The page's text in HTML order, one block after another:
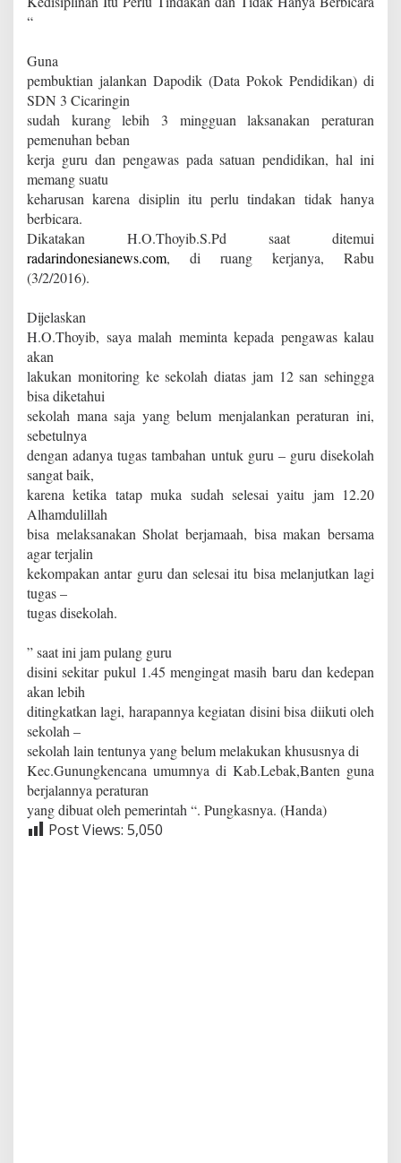
“
Guna
pembuktian jalankan Dapodik (Data Pokok Pendidikan) di
SDN 3 Cicaringin
sudah kurang lebih 3 mingguan laksanakan peraturan
pemenuhan beban
kerja guru dan pengawas pada satuan pendidikan, hal ini
memang suatu
keharusan karena disiplin itu perlu tindakan tidak hanya
berbicara.
Dikatakan H.O.Thoyib.S.Pd saat ditemui
radarindonesianews.com, di ruang kerjanya, Rabu
(3/2/2016).
Dijelaskan
H.O.Thoyib, saya malah meminta kepada pengawas kalau
akan
lakukan monitoring ke sekolah diatas jam 12 san sehingga
bisa diketahui
sekolah mana saja yang belum menjalankan peraturan ini,
sebetulnya
dengan adanya tugas tambahan untuk guru – guru disekolah
sangat baik,
karena ketika tatap muka sudah selesai yaitu jam 12.20
Alhamdulillah
bisa melaksanakan Sholat berjamaah, bisa makan bersama
agar terjalin
kekompakan antar guru dan selesai itu bisa melanjutkan lagi
tugas –
tugas disekolah.
” saat ini jam pulang guru
disini sekitar pukul 1.45 mengingat masih baru dan kedepan
akan lebih
ditingkatkan lagi, harapannya kegiatan disini bisa diikuti oleh
sekolah –
sekolah lain tentunya yang belum melakukan khususnya di
Kec.Gunungkencana umumnya di Kab.Lebak,Banten guna
berjalannya peraturan
yang dibuat oleh pemerintah “. Pungkasnya. (Handa)
Post Views: 5,050